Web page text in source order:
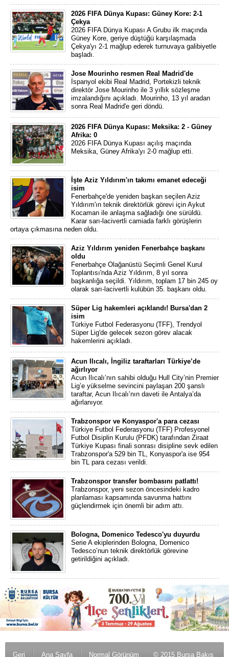
2026 FIFA Dünya Kupası: Güney Kore: 2-1
Çekya
2026 FIFA Dünya Kupası A Grubu ilk maçında
Güney Kore, geriye düştüğü karşılaşmada
Çekya'yı 2-1 mağlup ederek turnuvaya galibiyetle
başladı.
Jose Mourinho resmen Real Madrid'de
İspanyol ekibi Real Madrid, Portekizli teknik
direktör Jose Mourinho ile 3 yıllık sözleşme
imzalandığını açıkladı. Mourinho, 13 yıl aradan
sonra Real Madrid'e geri döndü.
2026 FIFA Dünya Kupası: Meksika: 2 - Güney
Afrika: 0
2026 FIFA Dünya Kupası açılış maçında
Meksika, Güney Afrika'yı 2-0 mağlup etti.
İşte Aziz Yıldırım'ın takımı emanet edeceği
isim
Fenerbahçe'de yeniden başkan seçilen Aziz
Yıldırım'ın teknik direktörlük görevi için Aykut
Kocaman ile anlaşma sağladığı öne sürüldü.
Karar sarı-lacivertli camiada farklı görüşlerin
ortaya çıkmasına neden oldu.
Aziz Yıldırım yeniden Fenerbahçe başkanı
oldu
Fenerbahçe Olağanüstü Seçimli Genel Kurul
Toplantısı'nda Aziz Yıldırım, 8 yıl sonra
başkanlığa seçildi. Yıldırım, toplam 17 bin 245 oy
olarak sarı-lacivertli kulübün 35. başkanı oldu.
Süper Lig hakemleri açıklandı! Bursa'dan 2
isim
Türkiye Futbol Federasyonu (TFF), Trendyol
Süper Lig'de gelecek sezon görev alacak
hakemlerini açıkladı.
Acun Ilıcalı, İngiliz taraftarları Türkiye’de
ağırlıyor
Acun Ilıcalı’nın sahibi olduğu Hull City’nin Premier
Lig’e yükselme sevincini paylaşan 200 şanslı
taraftar, Acun Ilıcalı’nın daveti ile Antalya’da
ağırlanıyor.
Trabzonspor ve Konyaspor'a para cezası
Türkiye Futbol Federasyonu (TFF) Profesyonel
Futbol Disiplin Kurulu (PFDK) tarafından Ziraat
Türkiye Kupası finali sonrası disipline sevk edilen
Trabzonspor'a 529 bin TL, Konyaspor'a ise 954
bin TL para cezası verildi.
Trabzonspor transfer bombasını patlattı!
Trabzonspor, yeni sezon öncesindeki kadro
planlaması kapsamında savunma hattını
güçlendirmek için önemli bir adım attı.
Bologna, Domenico Tedesco'yu duyurdu
Serie A ekiplerinden Bologna, Domenico
Tedesco’nun teknik direktörlük görevine
getirildiğini açıkladı.
Geri Ana Sayfa Normal Görünüm © 2015 Bursa Bakış